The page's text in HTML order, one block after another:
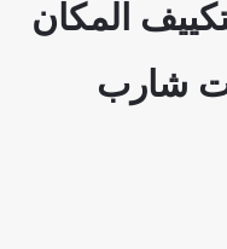
المكان
شارب